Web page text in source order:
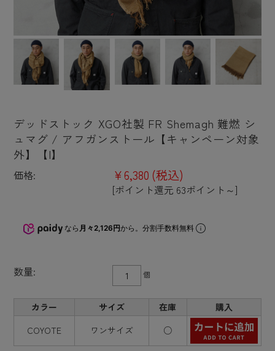
デッドストック XGO社製 FR Shemagh 難燃 シ
ュマグ / アフガンストール【キャンペーン対象
外】【I】
価格: ¥6,380 (税込)
[ポイント還元 63ポイント～]
なら 月々2,126円から。分割手数料無料
数量: 個
カラー サイズ 在庫
購入
COYOTE
ワンサイズ ○